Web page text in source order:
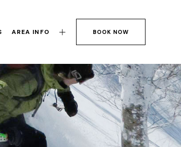
AREA INFO BOOK NOW